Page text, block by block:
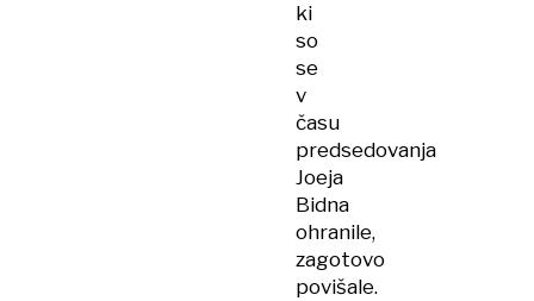
ki
so
se
v
času
predsedovanja
Joeja
Bidna
ohranile,
zagotovo
povišale.